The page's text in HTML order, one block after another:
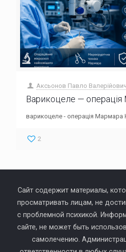
Аксьонов Павло Валерійович
Варикоцеле — операція
варикоцеле - операція Мармара
2
Сайт содержит материалы,
просматривать лицам, не
с проблемной психикой.
сайте, не может быть
самолечению.